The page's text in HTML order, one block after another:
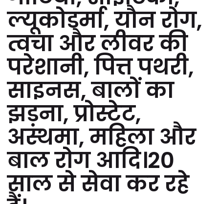
ल्यूकोडर्मा, यौन रोग,
त्वचा और लीवर की
परेशानी, पित्त पथरी,
साइनस, बालों का
झड़ना, प्रोस्टेट,
अस्थमा, महिला और
बाल रोग आदि।20
साल से सेवा कर रहे